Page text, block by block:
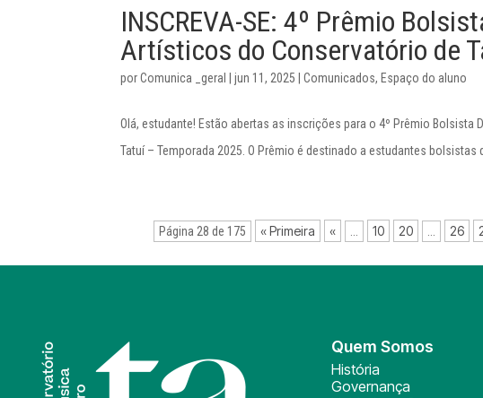
INSCREVA-SE: 4º Prêmio
Artísticos do Conservatório de
porComunica _geral |jun 11, 2025 |Comunicados, Espaço do aluno
Olá, estudante! Estão abertas as inscrições para o 4º Prêmio
Tatuí – Temporada 2025. O Prêmio é destinado a estudantes
Página 28 de 175 « Primeira « 10 20 26
Quem Somos
História
Governança